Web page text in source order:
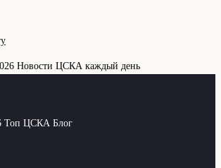
Новости ЦСКА каждый день
Топ ЦСКА Блог